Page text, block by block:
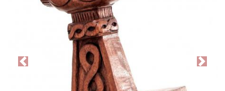
Previous Next